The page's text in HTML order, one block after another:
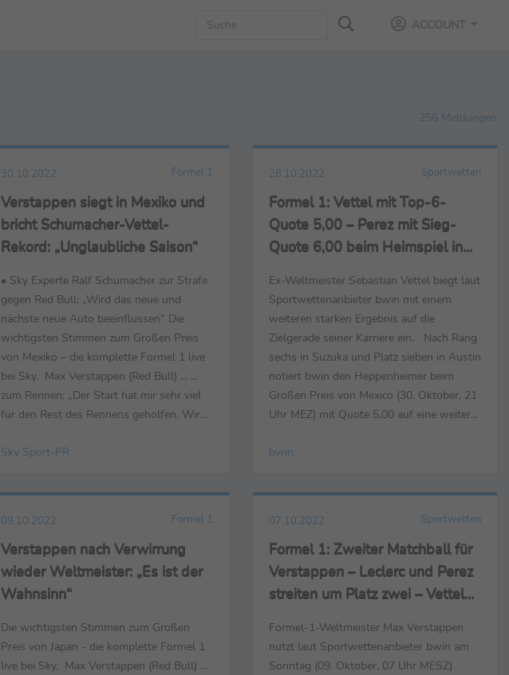
ACCOUNT
256 Meldungen
30.10.2022 Formel 1
Verstappen siegt in Mexiko und
bricht Schumacher-Vettel-
Rekord: „Unglaubliche Saison“
• Sky Experte Ralf Schumacher zur Strafe
gegen Red Bull: „Wird das neue und
nächste neue Auto beeinflussen“ Die
wichtigsten Stimmen zum Großen Preis
von Mexiko – die komplette Formel 1 live
bei Sky. Max Verstappen (Red Bull) ... ...
zum Rennen: „Der Start hat mir sehr viel
für den Rest des Rennens geholfen. Wir
um uns herum. Wieder ein
sehr gut zu fahren. Wir mussten auf die
Sky Sport-PR
28.10.2022 Sportwetten
Formel 1: Vettel mit Top-6-
Quote 5,00 – Perez mit Sieg-
Quote 6,00 beim Heimspiel in
Ferrari-Pilot Leclerc
Ex-Weltmeister Sebastian Vettel biegt laut
Sportwettenanbieter bwin mit einem
weiteren starken Ergebnis auf die
Zielgerade seiner Karriere ein. Nach Rang
sechs in Suzuka und Platz sieben in Austin
notiert bwin den Heppenheimer beim
Großen Preis von Mexico (30. Oktober, 21
Uhr MEZ) mit Quote 5,00 auf eine weitere
Podiumsplatzierung im drittletzten Rennen
34,00-Fachen des Einsatzes. Klarer
bwin
09.10.2022 Formel 1
Verstappen nach Verwirrung
wieder Weltmeister: „Es ist der
Wahnsinn“
Die wichtigsten Stimmen zum Großen
Preis von Japan - die komplette Formel 1
live bei Sky. Max Verstappen (Red Bull) …
07.10.2022 Sportwetten
Formel 1: Zweiter Matchball für
Verstappen – Leclerc und Perez
streiten um Platz zwei – Vettel
Formel-1-Weltmeister Max Verstappen
nutzt laut Sportwettenanbieter bwin am
Sonntag (09. Oktober, 07 Uhr MESZ)